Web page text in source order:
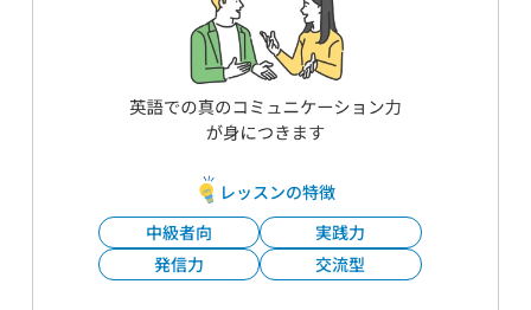
レッスンの特徴
中級者向
実践力
発信力
交流型